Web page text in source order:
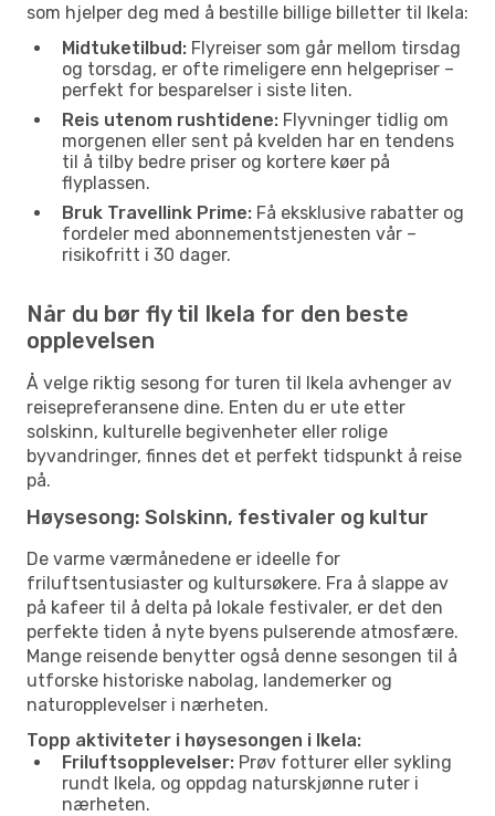
som hjelper deg med å bestille billige billetter til Ikela:
Midtuketilbud: Flyreiser som går mellom tirsdag
og torsdag, er ofte rimeligere enn helgepriser –
perfekt for besparelser i siste liten.
Reis utenom rushtidene: Flyvninger tidlig om
morgenen eller sent på kvelden har en tendens
til å tilby bedre priser og kortere køer på
flyplassen.
Bruk Travellink Prime: Få eksklusive rabatter og
fordeler med abonnementstjenesten vår –
risikofritt i 30 dager.
Når du bør fly til Ikela for den beste
opplevelsen
Å velge riktig sesong for turen til Ikela avhenger av
reisepreferansene dine. Enten du er ute etter
solskinn, kulturelle begivenheter eller rolige
byvandringer, finnes det et perfekt tidspunkt å reise
på.
Høysesong: Solskinn, festivaler og kultur
De varme værmånedene er ideelle for
friluftsentusiaster og kultursøkere. Fra å slappe av
på kafeer til å delta på lokale festivaler, er det den
perfekte tiden å nyte byens pulserende atmosfære.
Mange reisende benytter også denne sesongen til å
utforske historiske nabolag, landemerker og
naturopplevelser i nærheten.
Topp aktiviteter i høysesongen i Ikela:
Friluftsopplevelser: Prøv fotturer eller sykling
rundt Ikela, og oppdag naturskjønne ruter i
nærheten.